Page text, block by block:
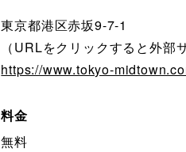
東京都港区赤坂9-7-1
（URLをクリックすると外部
https://www.tokyo-
料金
無料